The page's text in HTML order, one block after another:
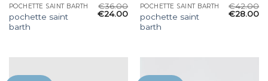
POCHETTE SAINT BARTH
pochette saint
barth
€36.00
€24.00
POCHETTE SAINT BARTH
pochette saint
barth
€42.00
€28.00